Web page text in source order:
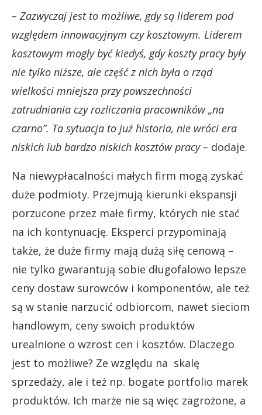
– Zazwyczaj jest to możliwe, gdy są liderem pod
względem innowacyjnym czy kosztowym. Liderem
kosztowym mogły być kiedyś, gdy koszty pracy były
nie tylko niższe, ale część z nich była o rząd
wielkości mniejsza przy powszechności
zatrudniania czy rozliczania pracowników „na
czarno”. Ta sytuacja to już historia, nie wróci era
niskich lub bardzo niskich kosztów pracy – dodaje.
Na niewypłacalności małych firm mogą zyskać
duże podmioty. Przejmują kierunki ekspansji
porzucone przez małe firmy, których nie stać
na ich kontynuację. Eksperci przypominają
także, że duże firmy mają dużą siłę cenową –
nie tylko gwarantują sobie długofalowo lepsze
ceny dostaw surowców i komponentów, ale też
są w stanie narzucić odbiorcom, nawet sieciom
handlowym, ceny swoich produktów
urealnione o wzrost cen i kosztów. Dlaczego
jest to możliwe? Ze względu na skalę
sprzedaży, ale i też np. bogate portfolio marek
produktów. Ich marże nie są więc zagrożone, a